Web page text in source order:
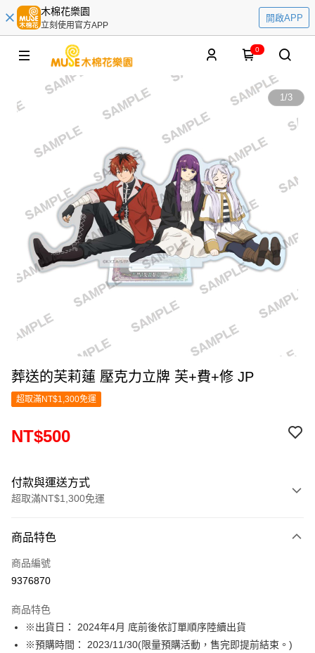
木棉花樂園
立刻使用官方APP
開啟APP
0
1/3
葬送的芙莉蓮 壓克力立牌 芙+費+修 JP
超取滿NT$1,300免運
NT$500
付款與運送方式
超取滿NT$1,300免運
信用卡一次付款
超商取貨付款
Apple Pay
悠遊付
商品特色
商品編號
9376870
商品特色
※出貨日： 2024年4月 底前後依訂單順序陸續出貨
※預購時間： 2023/11/30(限量預購活動，售完即提前結束。)